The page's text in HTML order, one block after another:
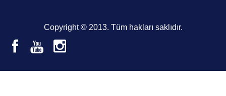
Copyright © 2013. Tüm hakları saklıdır.